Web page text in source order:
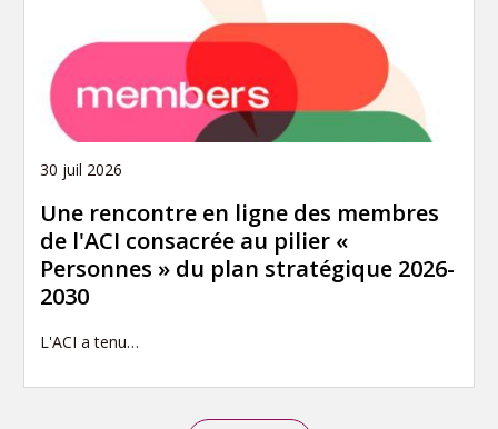
30 juil 2026
Une rencontre en ligne des membres
de l'ACI consacrée au pilier «
Personnes » du plan stratégique 2026-
2030
L'ACI a tenu…